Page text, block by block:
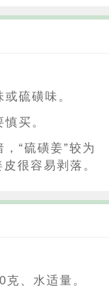
硫磺味。
买。
“硫磺姜”较为
很容易剥落。
、水适量。